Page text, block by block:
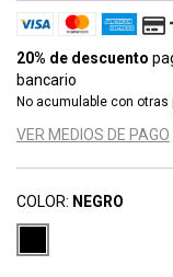
20% de descuento
bancario
No acumulable con
VER MEDIOS DE PAGO
COLOR: NEGRO